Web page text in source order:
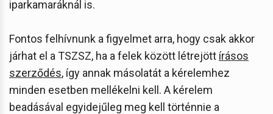
iparkamaráknál is.
Fontos felhívnunk a figyelmet arra, hogy csak akkor
járhat el a TSZSZ, ha a felek között létrejött írásos
szerződés, így annak másolatát a kérelemhez
minden esetben mellékelni kell. A kérelem
beadásával egyidejűleg meg kell történnie a